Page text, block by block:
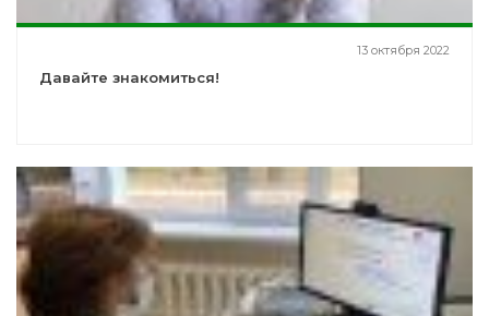
13 октября 2022
Давайте знакомиться!